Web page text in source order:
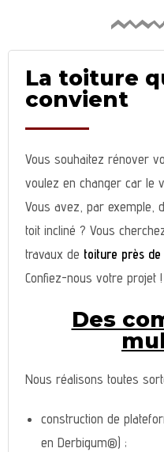
La toiture
convient
Vous souhaitez rénover
voulez en changer car le
Vous avez, par exemple,
toit incliné ? Vous
travaux de toiture près
Confiez-nous votre projet !
Des
Nous réalisons toutes
construction de
en Derbigum®) ;